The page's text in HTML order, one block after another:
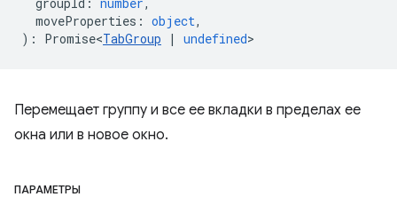
moveProperties : object,
) : Promise<TabGroup | undefined>
Перемещает группу и все ее вкладки в пределах ее
окна или в новое окно.
ПАРАМЕТРЫ